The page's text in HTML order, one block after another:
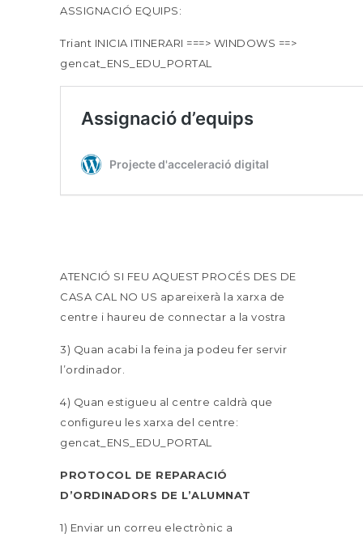
ASSIGNACIÓ EQUIPS:
Triant INICIA ITINERARI ===> WINDOWS ==>
gencat_ENS_EDU_PORTAL
ATENCIÓ SI FEU AQUEST PROCÉS DES DE
CASA CAL NO US apareixerà la xarxa de
centre i haureu de connectar a la vostra
3) Quan acabi la feina ja podeu fer servir
l’ordinador.
4) Quan estigueu al centre caldrà que
configureu les xarxa del centre:
gencat_ENS_EDU_PORTAL
PROTOCOL DE REPARACIÓ
D’ORDINADORS DE L’ALUMNAT
1) Enviar un correu electrònic a